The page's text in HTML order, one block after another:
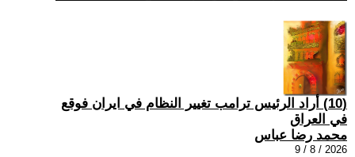
(10) أراد الرئيس ترامب تغيير النظام في ايران فوقع
في العراق
محمد رضا عباس
2026 / 8 / 9